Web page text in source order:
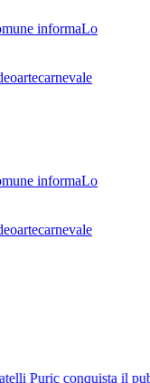
informaLo
artecarnevale
informaLo
artecarnevale
Puric conquista il